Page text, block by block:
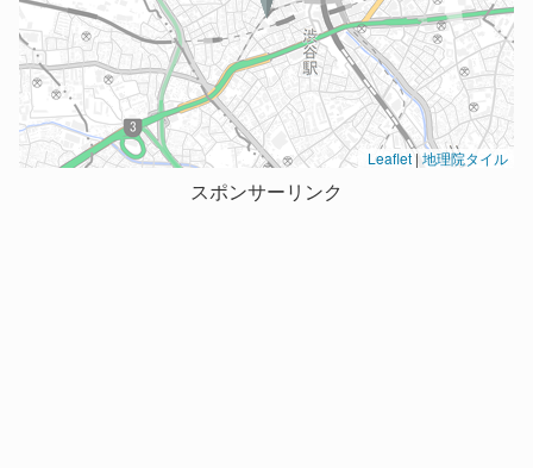
Leaflet | 地理院タイル
スポンサーリンク